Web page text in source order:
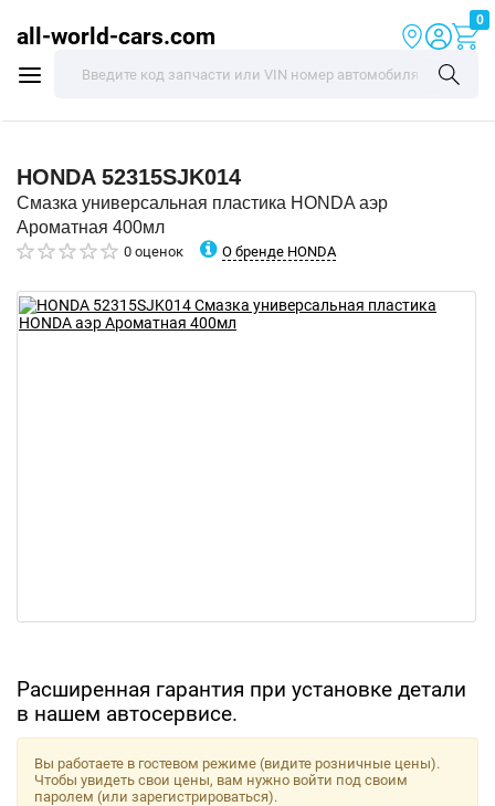
all-world-cars.com
0
HONDA 52315SJK014
Смазка универсальная пластика HONDA аэр
Ароматная 400мл
0 оценок О бренде HONDA
Расширенная гарантия при установке детали
в нашем автосервисе.
Вы работаете в гостевом режиме (видите розничные цены).
Чтобы увидеть свои цены, вам нужно войти под своим
паролем (или зарегистрироваться).